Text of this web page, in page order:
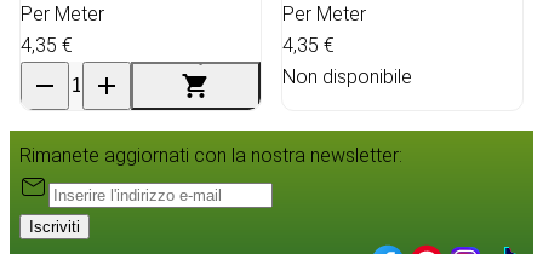
Per Meter
4,35 €
Per Meter
4,35 €
Non disponibile
Rimanete aggiornati con la nostra newsletter:
Iscriviti